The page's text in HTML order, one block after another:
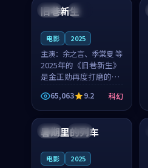
制，让整部影片在悬念
英国 完结
旧巷新生
电影 2025
主演： 余之言、季棠夏 等
2025年的《旧巷新生》
是金正勋再度打磨的科
幻佳作。英国的取景与
雨夜物语的氛围相互成
就，余之言与季棠夏的
对手戏自然克制，让整
部影片在悬念与温度
65,063 9.2 科幻
中国 杜比
暑期里的列车
电影 2025